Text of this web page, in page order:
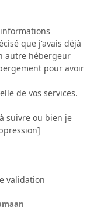
que j'avais déjà
autre hébergeur
pour avoir
de vos services.
suivre ou bien je
validation